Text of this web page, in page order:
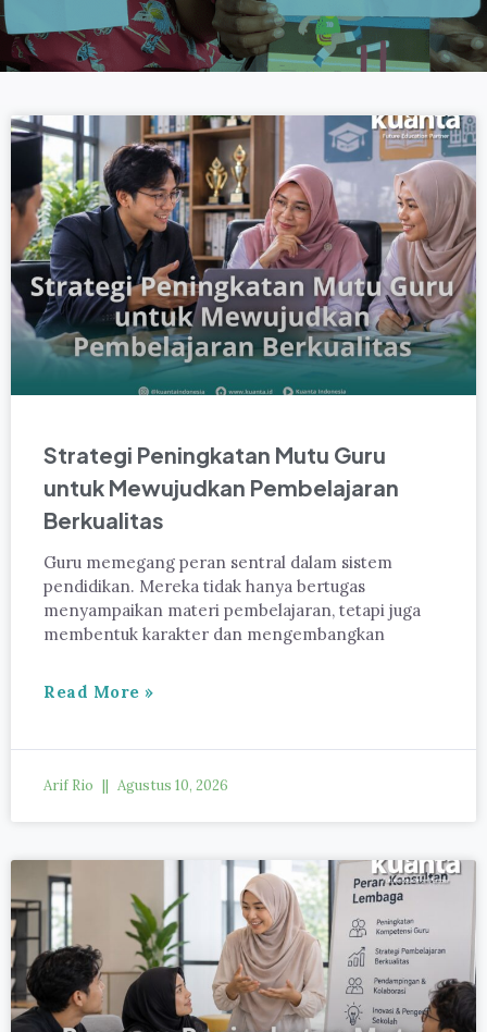
Strategi Peningkatan Mutu Guru
untuk Mewujudkan Pembelajaran
Berkualitas
Guru memegang peran sentral dalam sistem
pendidikan. Mereka tidak hanya bertugas
menyampaikan materi pembelajaran, tetapi juga
membentuk karakter dan mengembangkan
Read More »
Arif Rio Agustus 10, 2026